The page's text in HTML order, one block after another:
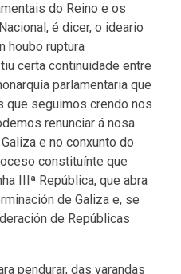
do Reino e os
é dicer, o ideario
houbo ruptura
certa continuidade entre
parlamentaria que
que seguimos crendo nos
renunciar á nosa
e no conxunto do
constituínte que
IIIª República, que abra
de Galiza e, se
de Repúblicas
pendurar, das varandas